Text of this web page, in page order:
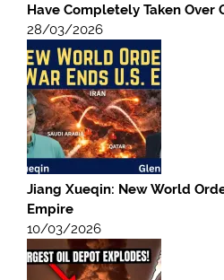
Have Completely Taken Over
28/03/2026
Jiang Xueqin: New World
Empire
10/03/2026